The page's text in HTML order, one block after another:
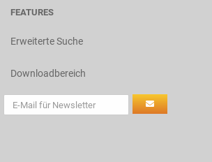
FEATURES
Erweiterte Suche
Downloadbereich